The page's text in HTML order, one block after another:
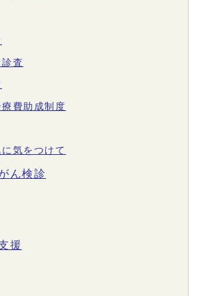
査
費助成制度
気をつけて
ん検診
援